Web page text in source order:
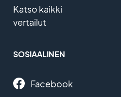
Katso kaikki
vertailut
SOSIAALINEN
Facebook